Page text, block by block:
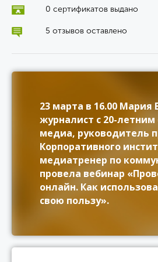
0 сертификатов выдано
5 отзывов оставлено
23 марта в 16.00 Мария
журналист с 20-
медиа, руководитель
Корпоративного
медиатренер по
провела вебинар
онлайн. Как
свою пользу».